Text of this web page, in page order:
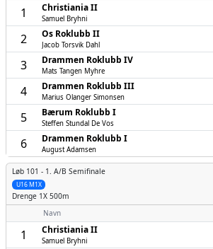
1 Christiania II
Samuel Bryhni
2 Os Roklubb II
Jacob Torsvik Dahl
3 Drammen Roklubb IV
Mats Tangen Myhre
4 Drammen Roklubb III
Marius Olanger Simonsen
5 Bærum Roklubb I
Steffen Stundal De Vos
6 Drammen Roklubb I
August Adamsen
Løb 101 - 1. A/B Semifinale
U16 M1X
Drenge 1X 500m
Navn
1 Christiania II
Samuel Bryhni